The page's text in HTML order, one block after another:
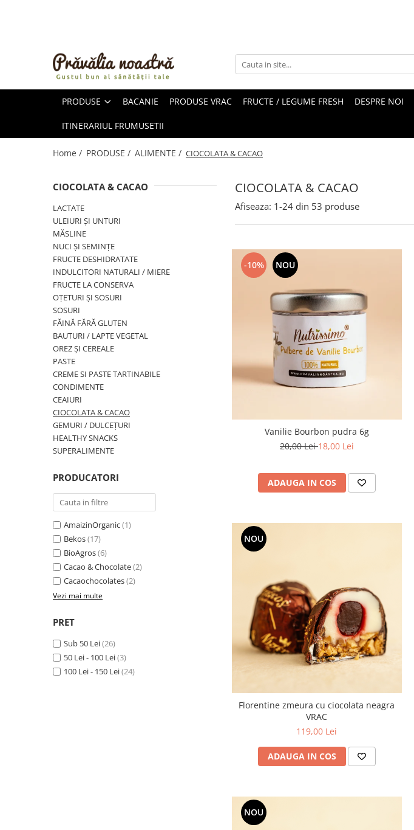
ULEIURI ȘI UNTURI
FRUCTE DESHIDRATATE
FRUCTE LA CONSERVĂ
FĂINĂ FĂRĂ GLUTEN
BĂUTURI / LAPTE VEGETAL
OREZ ȘI CEREALE
CREME ȘI PASTE TARTINABILE
CONDIMENTE
CEAIURI GRECEȘTI
CIOCOLATĂ ȘI CACAO
HEALTHY SNACKS
SUPERALIMENTE
PRODUSE ECO / ORGANICE
PRODUSE ROMÂNEȘTI
REMEDII NATURISTE
TOATE PRODUSELE
PRODUSE BACANIE PRODUSE VRAC FRUCTE / LEGUME FRESH DESPRE NOI
ITINERARIUL FRUMUSETII
Home / PRODUSE / ALIMENTE / CIOCOLATA & CACAO
CIOCOLATA & CACAO
CIOCOLATA & CACAO
LACTATE
ULEIURI ȘI UNTURI
MĂSLINE
NUCI ȘI SEMINȚE
FRUCTE DESHIDRATATE
INDULCITORI NATURALI / MIERE
FRUCTE LA CONSERVA
OȚETURI ȘI SOSURI
SOSURI
FĂINĂ FĂRĂ GLUTEN
BAUTURI / LAPTE VEGETAL
OREZ ȘI CEREALE
PASTE
CREME SI PASTE TARTINABILE
CONDIMENTE
CEAIURI
CIOCOLATA & CACAO
GEMURI / DULCEȚURI
HEALTHY SNACKS
SUPERALIMENTE
PRODUCATORI
AmaizinOrganic(1)
Bekos(17)
BioAgros(6)
Cacao & Chocolate(2)
Cacaochocolates(2)
Vezi mai multe
PRET
Sub 50 Lei(26)
50 Lei - 100 Lei(3)
100 Lei - 150 Lei(24)
Afiseaza: 1-24 din 53 produse
-10% NOU
Vanilie Bourbon pudra 6g
20,00 Lei18,00 Lei
ADAUGA IN COS
NOU
Florentine zmeura cu ciocolata neagra
VRAC
119,00 Lei
ADAUGA IN COS
NOU